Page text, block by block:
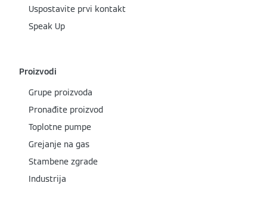
Uspostavite prvi kontakt
Speak Up
Proizvodi
Grupe proizvoda
Pronađite proizvod
Toplotne pumpe
Grejanje na gas
Stambene zgrade
Industrija